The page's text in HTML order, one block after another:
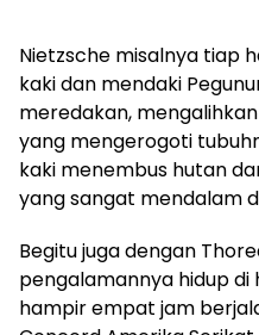
Nietzsche misalnya tiap
kaki dan mendaki
meredakan,
yang mengerogoti
kaki menembus hutan
yang sangat mendalam
Begitu juga dengan
pengalamannya hidup
hampir empat jam